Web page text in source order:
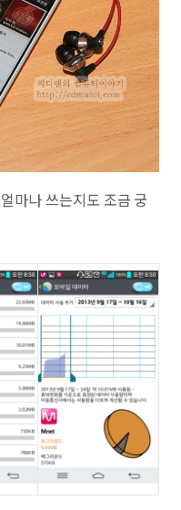
마나 쓰는지도 조금 궁